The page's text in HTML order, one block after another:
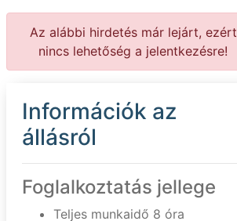
Az alábbi hirdetés már lejárt, ezért
nincs lehetőség a jelentkezésre!
Információk az
állásról
Foglalkoztatás jellege
Teljes munkaidő 8 óra